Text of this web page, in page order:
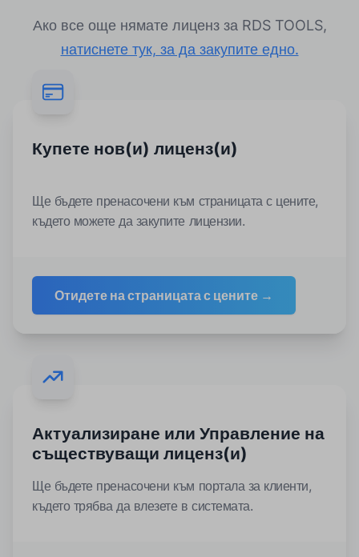
Ако все още нямате лиценз за RDS TOOLS,
натиснете тук, за да закупите едно.
Купете нов(и) лиценз(и)
Ще бъдете пренасочени към страницата с цените,
където можете да закупите лицензии.
Отидете на страницата с цените →
Актуализиране или Управление на
съществуващи лиценз(и)
Ще бъдете пренасочени към портала за клиенти,
където трябва да влезете в системата.